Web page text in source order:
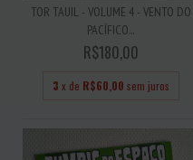
TOR TAUIL - VOLUME 4 - VENTO DO
PACÍFICO...
R$180,00
3 x de R$60,00 sem juros